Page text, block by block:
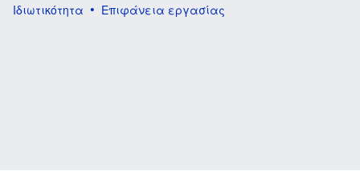
Ιδιωτικότητα
Επιφάνεια εργασίας